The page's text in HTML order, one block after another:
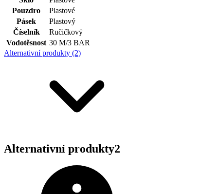
Pouzdro
Plastové
Pásek
Plastový
Číselník
Ručičkový
Vodotěsnost 30 M/3 BAR
Alternativní produkty (2)
Alternativní produkty2